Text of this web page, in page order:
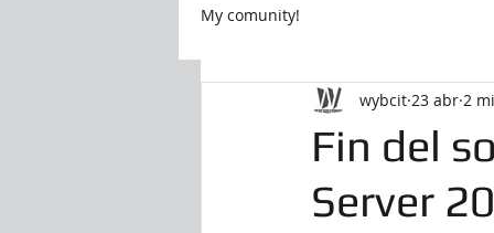
My comunity!
Fin del
Server
wybcit 23 abr 2